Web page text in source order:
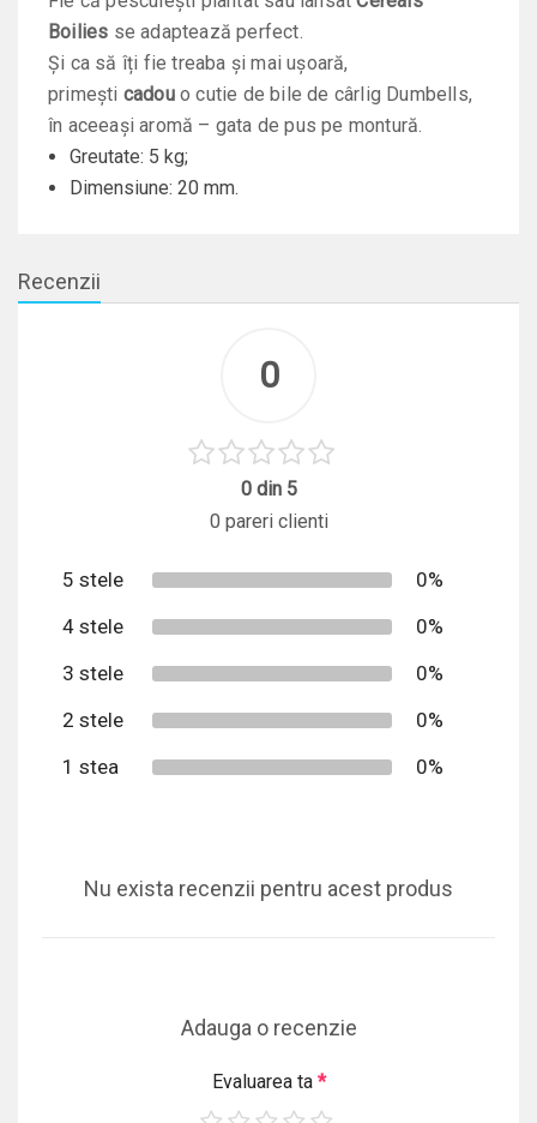
Boilies se adaptează perfect.
Și ca să îți fie treaba și mai ușoară,
primești cadouo cutie de bile de cârlig Dumbells,
în aceeași aromă – gata de pus pe montură.
Greutate: 5 kg;
Dimensiune: 20 mm.
Recenzii
0
0 din 5
0 pareri clienti
5 stele
0%
4 stele
0%
3 stele
0%
2 stele
0%
1 stea
0%
Nu exista recenzii pentru acest produs
Adauga o recenzie
Evaluarea ta *